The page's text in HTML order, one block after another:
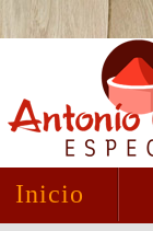
Inicio